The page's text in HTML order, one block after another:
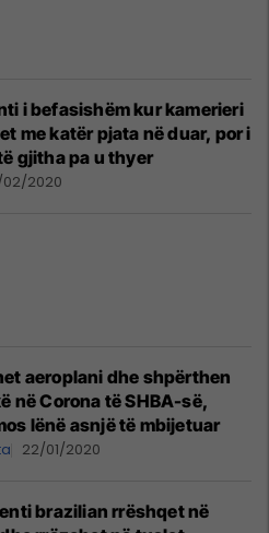
i befasishëm kur kamerieri
me katër pjata në duar, por i
gjitha pa u thyer
02/2020
aeroplani dhe shpërthen
në Corona të SHBA-së,
lënë asnjë të mbijetuar
22/01/2020
brazilian rrëshqet në